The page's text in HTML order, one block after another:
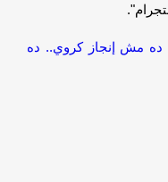
ده مش إنجاز كروي.. ده